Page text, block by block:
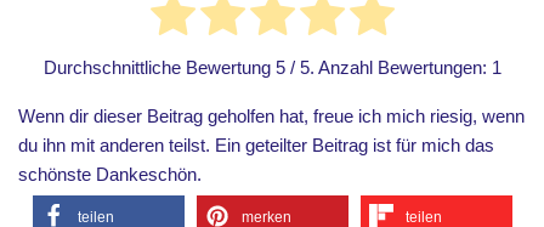
Durchschnittliche Bewertung 5/ 5. Anzahl Bewertungen: 1
Wenn dir dieser Beitrag geholfen hat, freue ich mich riesig, wenn
du ihn mit anderen teilst. Ein geteilter Beitrag ist für mich das
schönste Dankeschön.
teilen merken teilen